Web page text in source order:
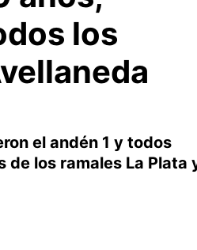
los
el andén 1 y todos
los ramales La Plata